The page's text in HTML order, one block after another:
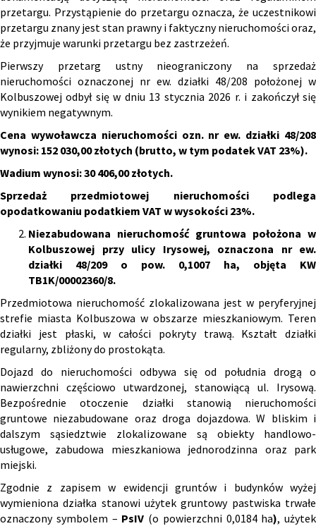
przetargu. Przystąpienie do przetargu oznacza, że uczestnikowi
przetargu znany jest stan prawny i faktyczny nieruchomości oraz,
że przyjmuje warunki przetargu bez zastrzeżeń.
Pierwszy przetarg ustny nieograniczony na sprzedaż
nieruchomości oznaczonej nr ew. działki 48/208 położonej w
Kolbuszowej odbył się w dniu 13 stycznia 2026 r. i zakończył się
wynikiem negatywnym.
Cena wywoławcza nieruchomościozn. nr ew. działki 48/208
wynosi: 152 030,00 złotych (brutto, w tym podatek VAT 23%).
Wadium wynosi: 30 406,00 złotych.
Sprzedaż przedmiotowej nieruchomości podlega
opodatkowaniu podatkiem VAT w wysokości 23%.
Niezabudowana nieruchomość gruntowa położona w
Kolbuszowej przy ulicy Irysowej, oznaczona nr ew.
działki 48/209 o pow. 0,1007 ha, objęta KW
TB1K/00002360/8.
Przedmiotowa nieruchomość zlokalizowana jest w peryferyjnej
strefie miasta Kolbuszowa w obszarze mieszkaniowym. Teren
działki jest płaski, w całości pokryty trawą. Kształt działki
regularny, zbliżony do prostokąta.
Dojazd do nieruchomości odbywa się od południa drogą o
nawierzchni częściowo utwardzonej, stanowiącą ul. Irysową.
Bezpośrednie otoczenie działki stanowią nieruchomości
gruntowe niezabudowane oraz droga dojazdowa. W bliskim i
dalszym sąsiedztwie zlokalizowane są obiekty handlowo-
usługowe, zabudowa mieszkaniowa jednorodzinna oraz park
miejski.
Zgodnie z zapisem w ewidencji gruntów i budynków wyżej
wymieniona działka stanowi użytek gruntowy pastwiska trwałe
oznaczony symbolem – PsIV (o powierzchni 0,0184 ha), użytek